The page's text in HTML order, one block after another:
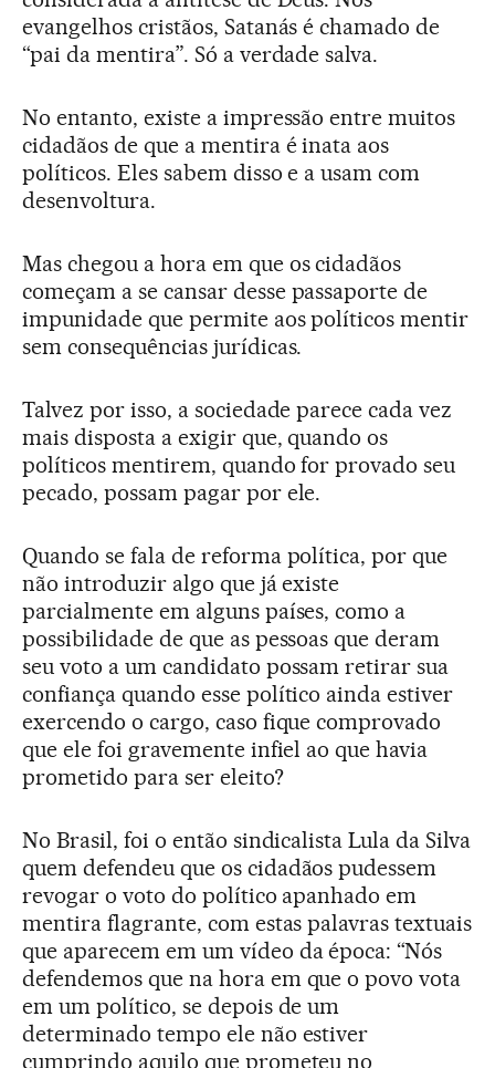
evangelhos cristãos, Satanás é chamado de
“pai da mentira”. Só a verdade salva.
No entanto, existe a impressão entre muitos
cidadãos de que a mentira é inata aos
políticos. Eles sabem disso e a usam com
desenvoltura.
Mas chegou a hora em que os cidadãos
começam a se cansar desse passaporte de
impunidade que permite aos políticos mentir
sem consequências jurídicas.
Talvez por isso, a sociedade parece cada vez
mais disposta a exigir que, quando os
políticos mentirem, quando for provado seu
pecado, possam pagar por ele.
Quando se fala de reforma política, por que
não introduzir algo que já existe
parcialmente em alguns países, como a
possibilidade de que as pessoas que deram
seu voto a um candidato possam retirar sua
confiança quando esse político ainda estiver
exercendo o cargo, caso fique comprovado
que ele foi gravemente infiel ao que havia
prometido para ser eleito?
No Brasil, foi o então sindicalista Lula da Silva
quem defendeu que os cidadãos pudessem
revogar o voto do político apanhado em
mentira flagrante, com estas palavras textuais
que aparecem em um vídeo da época: “Nós
defendemos que na hora em que o povo vota
em um político, se depois de um
determinado tempo ele não estiver
cumprindo aquilo que prometeu no